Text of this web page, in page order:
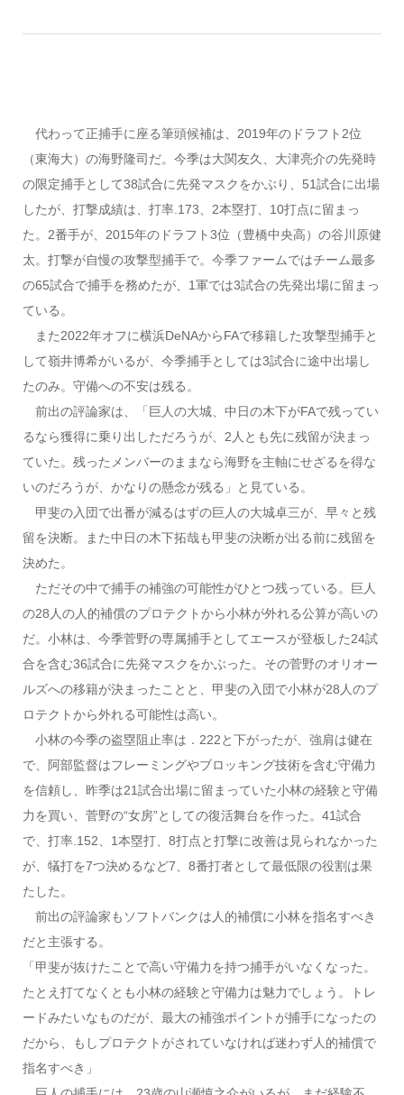
代わって正捕手に座る筆頭候補は、2019年のドラフト2位
（東海大）の海野隆司だ。今季は大関友久、大津亮介の先発時
の限定捕手として38試合に先発マスクをかぶり、51試合に出場
したが、打撃成績は、打率.173、2本塁打、10打点に留まっ
た。2番手が、2015年のドラフト3位（豊橋中央高）の谷川原健
太。打撃が自慢の攻撃型捕手で。今季ファームではチーム最多
の65試合で捕手を務めたが、1軍では3試合の先発出場に留まっ
ている。
また2022年オフに横浜DeNAからFAで移籍した攻撃型捕手と
して嶺井博希がいるが、今季捕手としては3試合に途中出場し
たのみ。守備への不安は残る。
前出の評論家は、「巨人の大城、中日の木下がFAで残ってい
るなら獲得に乗り出しただろうが、2人とも先に残留が決まっ
ていた。残ったメンバーのままなら海野を主軸にせざるを得な
いのだろうが、かなりの懸念が残る」と見ている。
甲斐の入団で出番が減るはずの巨人の大城卓三が、早々と残
留を決断。また中日の木下拓哉も甲斐の決断が出る前に残留を
決めた。
ただその中で捕手の補強の可能性がひとつ残っている。巨人
の28人の人的補償のプロテクトから小林が外れる公算が高いの
だ。小林は、今季菅野の専属捕手としてエースが登板した24試
合を含む36試合に先発マスクをかぶった。その菅野のオリオー
ルズへの移籍が決まったことと、甲斐の入団で小林が28人のプ
ロテクトから外れる可能性は高い。
小林の今季の盗塁阻止率は．222と下がったが、強肩は健在
で、阿部監督はフレーミングやブロッキング技術を含む守備力
を信頼し、昨季は21試合出場に留まっていた小林の経験と守備
力を買い、菅野の“女房”としての復活舞台を作った。41試合
で、打率.152、1本塁打、8打点と打撃に改善は見られなかった
が、犠打を7つ決めるなど7、8番打者として最低限の役割は果
たした。
前出の評論家もソフトバンクは人的補償に小林を指名すべき
だと主張する。
「甲斐が抜けたことで高い守備力を持つ捕手がいなくなった。
たとえ打てなくとも小林の経験と守備力は魅力でしょう。トレ
ードみたいなものだが、最大の補強ポイントが捕手になったの
だから、もしプロテクトがされていなければ迷わず人的補償で
指名すべき」